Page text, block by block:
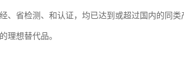
、省检测、和认证，均已达到或超过国内的同
理想替代品。